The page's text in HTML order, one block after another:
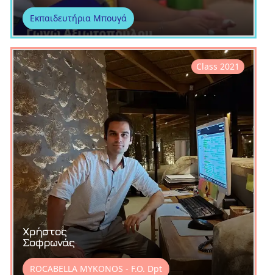
Εκπαιδευτήρια Μπουγά
Χρήστος
Σοφρωνάς
Class 2021
ROCABELLA MYKONOS - F.O. Dpt